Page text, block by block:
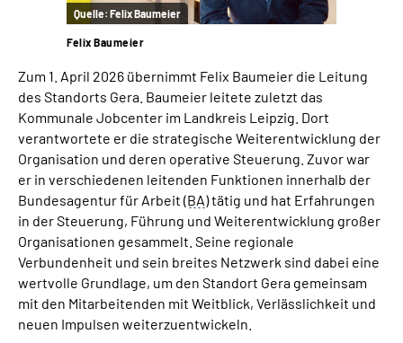
Quelle: Felix Baumeier
Felix Baumeier
Zum 1. April 2026 übernimmt Felix Baumeier die Leitung
des Standorts Gera. Baumeier leitete zuletzt das
Kommunale Jobcenter im Landkreis Leipzig. Dort
verantwortete er die strategische Weiterentwicklung der
Organisation und deren operative Steuerung. Zuvor war
er in verschiedenen leitenden Funktionen innerhalb der
Bundesagentur für Arbeit (BA) tätig und hat Erfahrungen
in der Steuerung, Führung und Weiterentwicklung großer
Organisationen gesammelt. Seine regionale
Verbundenheit und sein breites Netzwerk sind dabei eine
wertvolle Grundlage, um den Standort Gera gemeinsam
mit den Mitarbeitenden mit Weitblick, Verlässlichkeit und
neuen Impulsen weiterzuentwickeln.